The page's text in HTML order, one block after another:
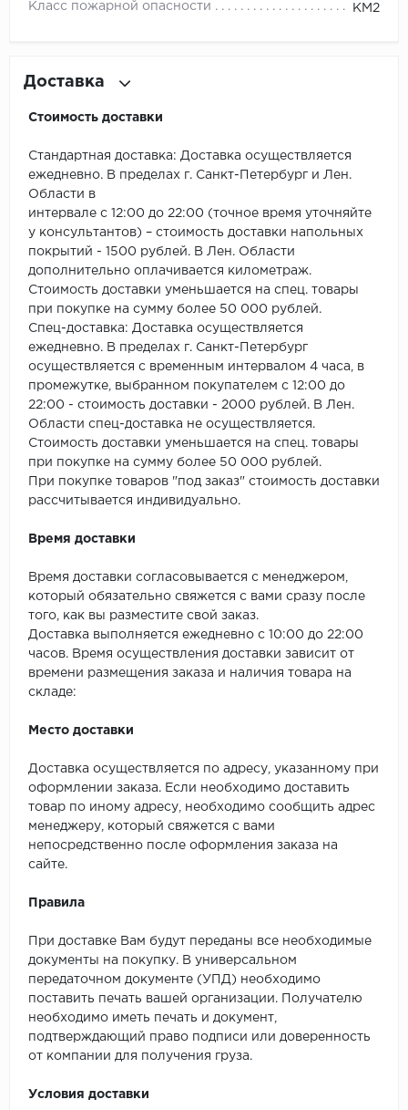
SPC Alta Step
SPC Ideal Flooring
SPC Kronostep
SPC Promo
SPC Stronghold
TANTO
Veon
Wonderful Vinyl
Класс пожарной опасности КМ2
Доставка
Стоимость доставки
Стандартная доставка: Доставка осуществляется
ежедневно. В пределах г. Санкт-Петербург и Лен.
Области в
интервале с 12:00 до 22:00 (точное время уточняйте
у консультантов) – стоимость доставки напольных
покрытий - 1500 рублей. В Лен. Области
дополнительно оплачивается километраж.
Стоимость доставки уменьшается на спец. товары
при покупке на сумму более 50 000 рублей.
Спец-доставка: Доставка осуществляется
ежедневно. В пределах г. Санкт-Петербург
осуществляется с временным интервалом 4 часа, в
промежутке, выбранном покупателем с 12:00 до
22:00 - стоимость доставки - 2000 рублей. В Лен.
Области спец-доставка не осуществляется.
Стоимость доставки уменьшается на спец. товары
при покупке на сумму более 50 000 рублей.
При покупке товаров "под заказ" стоимость доставки
рассчитывается индивидуально.
Время доставки
Время доставки согласовывается с менеджером,
который обязательно свяжется с вами сразу после
того, как вы разместите свой заказ.
Доставка выполняется ежедневно с 10:00 до 22:00
часов. Время осуществления доставки зависит от
времени размещения заказа и наличия товара на
складе:
Место доставки
Доставка осуществляется по адресу, указанному при
оформлении заказа. Если необходимо доставить
товар по иному адресу, необходимо сообщить адрес
менеджеру, который свяжется с вами
непосредственно после оформления заказа на
сайте.
Правила
При доставке Вам будут переданы все необходимые
документы на покупку. В универсальном
передаточном документе (УПД) необходимо
поставить печать вашей организации. Получателю
необходимо иметь печать и документ,
подтверждающий право подписи или доверенность
от компании для получения груза.
Условия доставки